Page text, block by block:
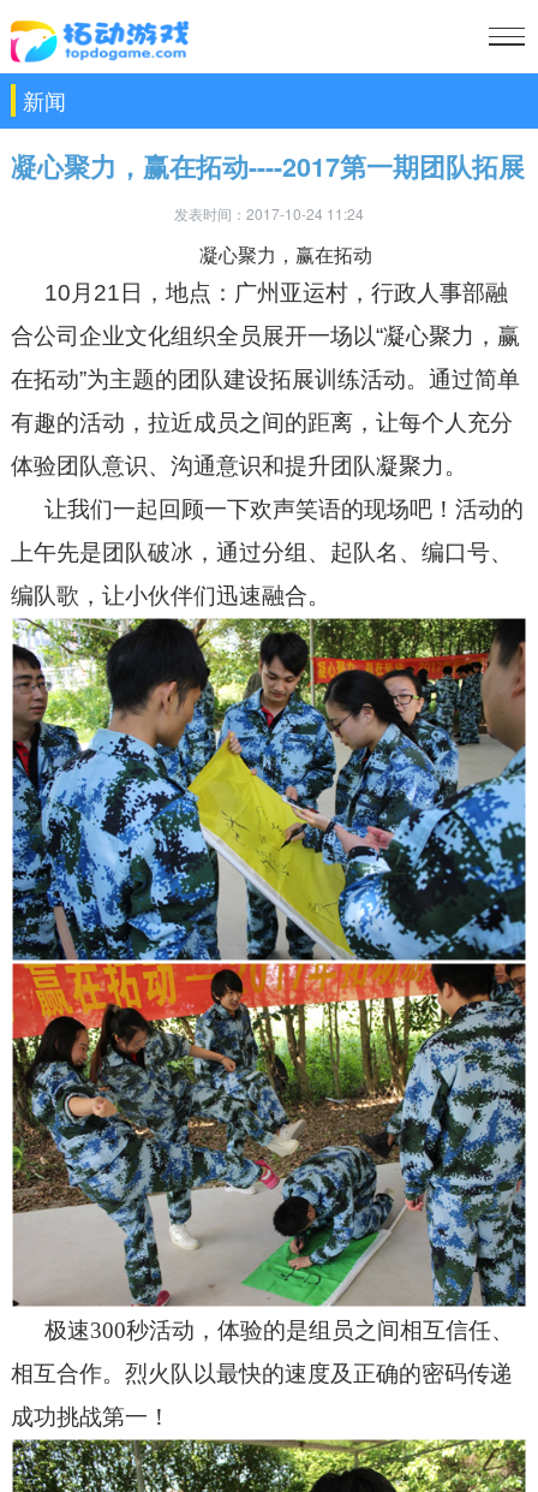
新闻
凝心聚力，赢在拓动----2017第一期团队拓展
发表时间：2017-10-24 11:24
凝心聚力，赢在拓动
10月21日，地点：广州亚运村，行政人事部融
合公司企业文化组织全员展开一场以“凝心聚力，赢
在拓动”为主题的团队建设拓展训练活动。通过简单
有趣的活动，拉近成员之间的距离，让每个人充分
体验团队意识、沟通意识和提升团队凝聚力。
让我们一起回顾一下欢声笑语的现场吧！活动的
上午先是团队破冰，通过分组、起队名、编口号、
编队歌，让小伙伴们迅速融合。
极速300秒活动，体验的是组员之间相互信任、
相互合作。烈火队以最快的速度及正确的密码传递
成功挑战第一！